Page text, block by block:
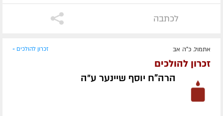
לכתבה
אתמול, כ"ה אב זכרון להולכים »
זכרון להולכים
הרה"ח יוסף שיינער ע״ה